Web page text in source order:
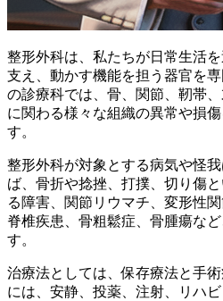
整形外科は、私たちが日常生活
支え、動かす機能を担う器官を
の診療科では、骨、関節、靭帯
に関わる様々な組織の異常や損
す。
整形外科が対象とする病気や怪我
ば、骨折や捻挫、打撲、切り傷
る障害、関節リウマチ、変形性
脊椎疾患、骨粗鬆症、骨腫瘍な
す。
治療法としては、保存療法と手
には、安静、投薬、注射、リハ